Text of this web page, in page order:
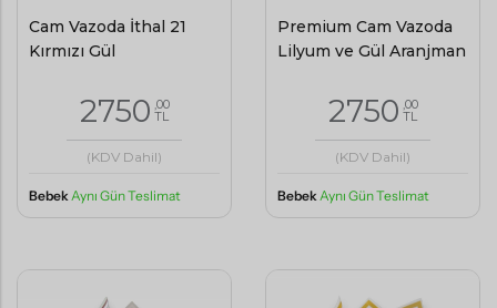
Cam Vazoda İthal 21
Kırmızı Gül
2750 ,00
TL
(KDV Dahil)
Bebek Aynı Gün Teslimat
Premium Cam Vazoda
Lilyum ve Gül Aranjman
2750 ,00
TL
(KDV Dahil)
Bebek Aynı Gün Teslimat